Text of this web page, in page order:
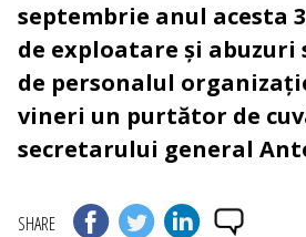
septembrie anul acesta
de exploatare și abuzuri
de personalul
vineri un purtător de
secretarului general
SHARE